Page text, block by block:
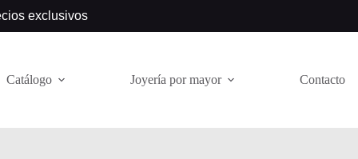
exclusivos
Catálogo Joyería por mayor Contacto